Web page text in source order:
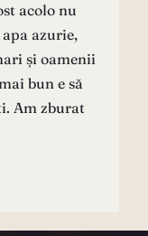
acolo nu
azurie,
și oamenii
bun e să
Am zburat